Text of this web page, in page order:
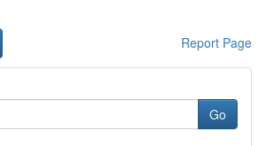
Report Page
Go